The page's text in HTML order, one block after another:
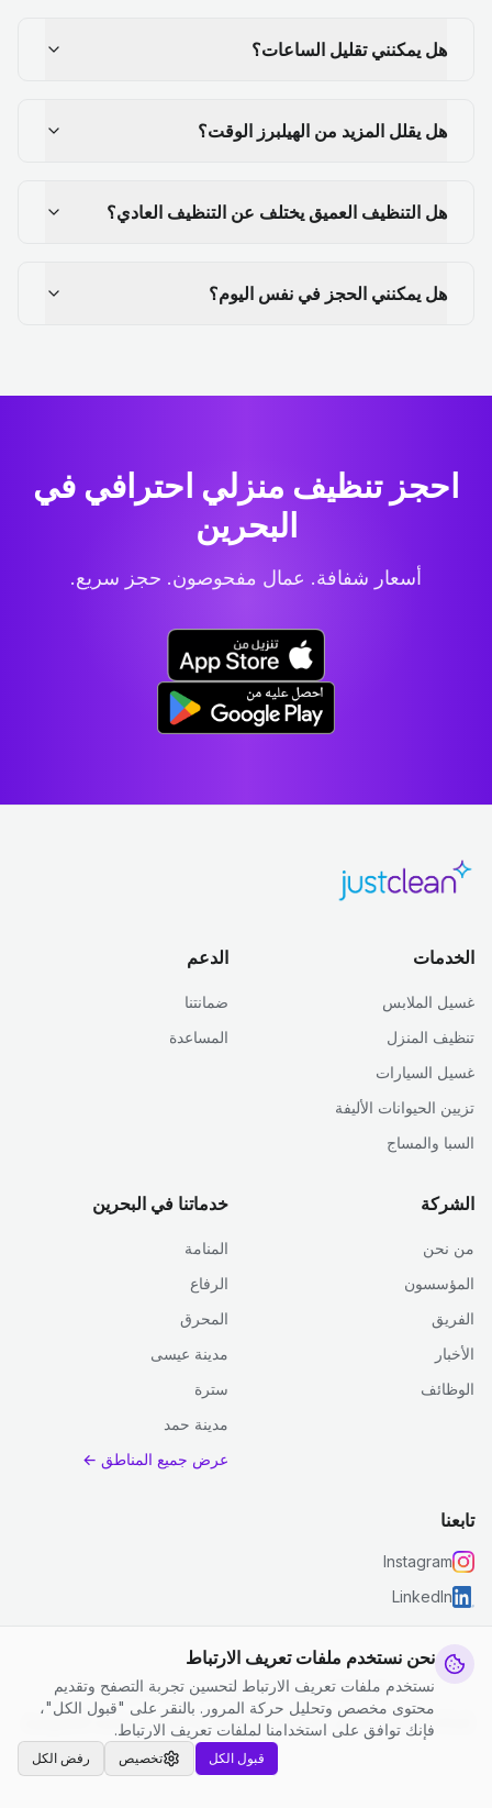
نحن نستخدم ملفات تعريف الارتباط
نستخدم ملفات تعريف الارتباط لتحسين تجربة التصفح وتقديم
محتوى مخصص وتحليل حركة المرور. بالنقر على "قبول الكل"،
فإنك توافق على استخدامنا لملفات تعريف الارتباط.
رفض الكل تخصيص قبول الكل
هل يمكنني تقليل الساعات؟
هل يقلل المزيد من الهيلبرز الوقت؟
هل التنظيف العميق يختلف عن التنظيف العادي؟
هل يمكنني الحجز في نفس اليوم؟
احجز تنظيف منزلي احترافي في
البحرين
أسعار شفافة. عمال مفحوصون. حجز سريع.
الخدمات
غسيل الملابس
تنظيف المنزل
غسيل السيارات
تزيين الحيوانات الأليفة
السبا والمساج
الدعم
ضمانتنا
المساعدة
الشركة
من نحن
المؤسسون
الفريق
الأخبار
الوظائف
خدماتنا في البحرين
المنامة
الرفاع
المحرق
مدينة عيسى
سترة
مدينة حمد
عرض جميع المناطق ←
تابعنا
Instagram
LinkedIn
© 2026 جست كلين. جميع الحقوق محفوظة.
سياسة الخصوصية
الشروط والأحكام | إعدادات ملفات تعريف الارتباط